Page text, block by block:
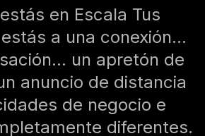
en Escala Tus
a una conexión...
un apretón de
anuncio de distancia
de negocio e
diferentes.